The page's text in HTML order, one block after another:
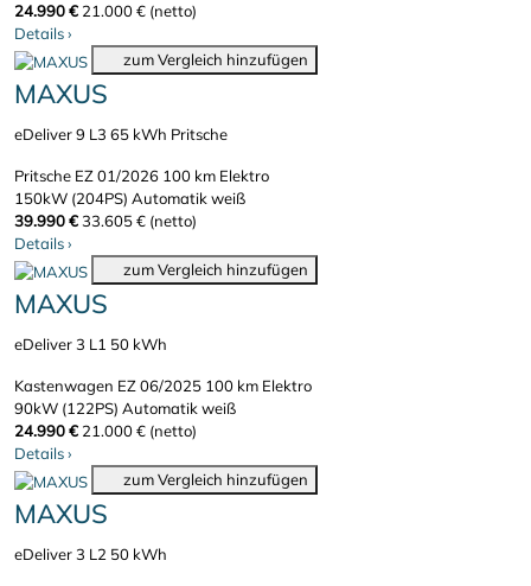
24.990 € 21.000 € (netto)
Details›
zum Vergleich hinzufügen
MAXUS
eDeliver 9 L3 65 kWh Pritsche
Pritsche EZ 01/2026 100 km Elektro
150kW (204PS) Automatikweiß
39.990 €33.605 € (netto)
Details›
zum Vergleich hinzufügen
MAXUS
eDeliver 3 L1 50 kWh
Kastenwagen EZ 06/2025 100 km Elektro
90kW (122PS) Automatikweiß
24.990 € 21.000 € (netto)
Details›
zum Vergleich hinzufügen
MAXUS
eDeliver 3 L2 50 kWh